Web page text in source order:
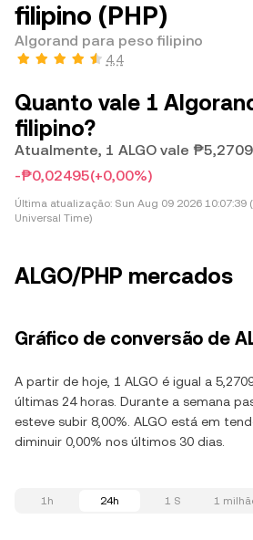
filipino (PHP)
Algorand para peso filipino
4,4
Quanto vale 1
filipino?
Atualmente, 1 ALGO vale ₱5,2709
-₱0,02495(+0,00%)
Última atualização: Sun Aug 09 2026 10:07:39
Universal Time)
ALGO/PHP mercados
Gráfico de conversão de
A partir de hoje, 1 ALGO é igual a
últimas 24 horas. Durante a semana
esteve subir 8,00%. ALGO está em
diminuir 0,00% nos últimos 30 dias.
1h 24h 1 S 1